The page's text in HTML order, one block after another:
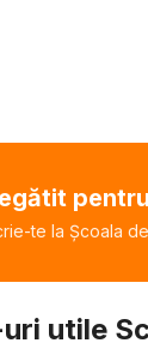
te la Școala
utile